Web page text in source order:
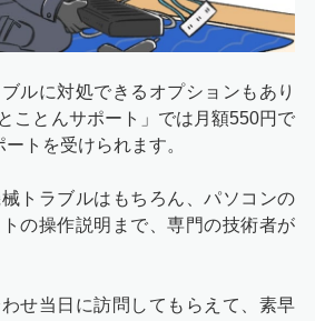
ルに対処できるオプションもあり
ことんサポート」では月額550円で
トを受けられます。
トラブルはもちろん、パソコンの
の操作説明まで、専門の技術者が
せ当日に訪問してもらえて、素早